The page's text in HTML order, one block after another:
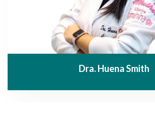
Dra. Huena Smith